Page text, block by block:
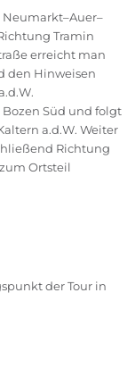
Tramin
erreicht man
den Hinweisen
Süd und folgt
a.d.W. Weiter
Richtung
Ortsteil
der Tour in